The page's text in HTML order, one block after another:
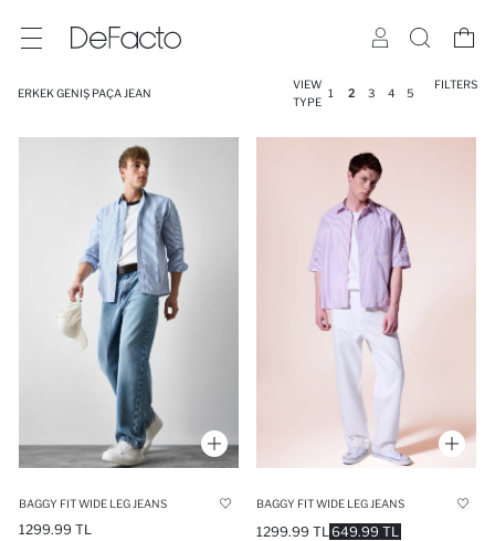
ERKEK GENIŞ PAÇA JEAN
VIEW
TYPE
1 2 3 4 5
FILTERS
BAGGY FIT WIDE LEG JEANS
1299.99 TL
BAGGY FIT WIDE LEG JEANS
649.99 TL
1299.99 TL